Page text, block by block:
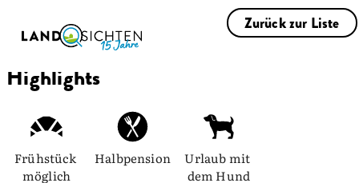
Zurück zur Liste
Highlights
Frühstück
möglich
Halbpension
Urlaub mit
dem Hund